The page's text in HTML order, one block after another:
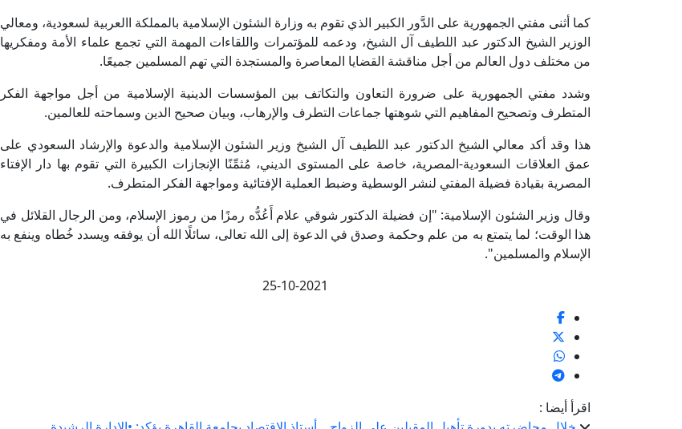
كما أثنى مفتي الجمهورية على الدَّور الكبير الذي تقوم به وزارة الشئون الإسلامية بالمملكة االعربية لسعودية، ومعالي
الوزير الشيخ الدكتور عبد اللطيف آل الشيخ، ودعمه للمؤتمرات واللقاءات المهمة التي تجمع علماء الأمة ومفكريها
من مختلف دول العالم من أجل مناقشة القضايا المعاصرة والمستجدة التي تهم المسلمين جميعًا.
وشدد مفتي الجمهورية على ضرورة التعاون والتكاتف بين المؤسسات الدينية الإسلامية من أجل مواجهة الفكر
المتطرف وتصحيح المفاهيم التي شوهتها جماعات التطرف والإرهاب، وبيان صحيح الدين وسماحته للعالمين.
هذا وقد أكد معالي الشيخ الدكتور عبد اللطيف آل الشيخ وزير الشئون الإسلامية والدعوة والإرشاد السعودي على
عمق العلاقات السعودية-المصرية، خاصة على المستوى الديني، مُثمِّنًا الإنجازات الكبيرة التي تقوم بها دار الإفتاء
المصرية بقيادة فضيلة المفتي لنشر الوسطية وضبط العملية الإفتائية ومواجهة الفكر المتطرف.
وقال وزير الشئون الإسلامية: "إن فضيلة الدكتور شوقي علام أَعُدُّه رمزًا من رموز الإسلام، ومن الرجال القلائل في
هذا الوقت؛ ‏لما يتمتع به من علم وحكمة وصدق في الدعوة إلى الله تعالى، سائلًا الله أن يوفقه ويسدد خُطاه وينفع به
الإسلام والمسلمين".
25-10-2021
اقرأ أيضا :